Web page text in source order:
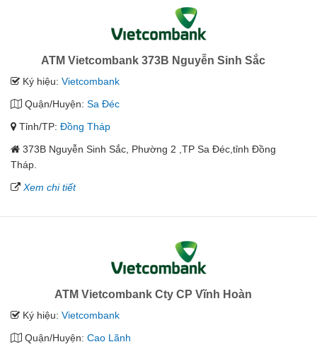
ATM Vietcombank 373B Nguyễn Sinh Sắc
Ký hiệu: Vietcombank
Quận/Huyện: Sa Đéc
Tỉnh/TP: Đồng Tháp
373B Nguyễn Sinh Sắc, Phường 2 ,TP Sa Đéc,tỉnh Đồng
Tháp.
Xem chi tiết
ATM Vietcombank Cty CP Vĩnh Hoàn
Ký hiệu: Vietcombank
Quận/Huyện: Cao Lãnh